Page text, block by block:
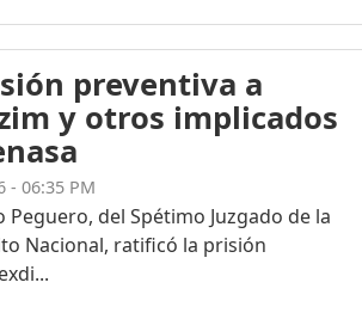
preventiva a
y otros implicados
- 06:35 PM
Peguero, del Spétimo Juzgado de la
Nacional, ratificó la prisión